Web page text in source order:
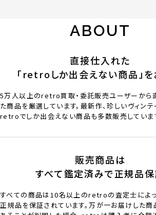
ABOUT
直接仕入れた
「retroしか出会えない商品」
5万人以上のretro買取・委託販売ユーザーから
た商品を厳選しています。最新作、珍しいヴィン
retroでしか出会えない商品も多数販売していま
販売商品は
すべて鑑定済みで正規品
すべての商品は10名以上のretroの査定士によっ
正規品を保証されています。万が一お届けした